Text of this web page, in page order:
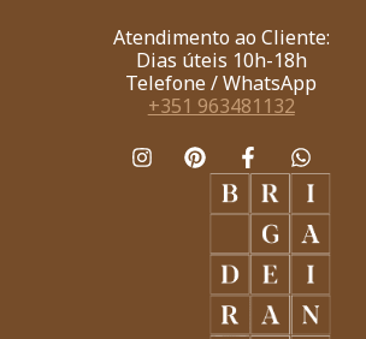
Atendimento ao Cliente:
Dias úteis 10h-18h
Telefone / WhatsApp
+351 963481132